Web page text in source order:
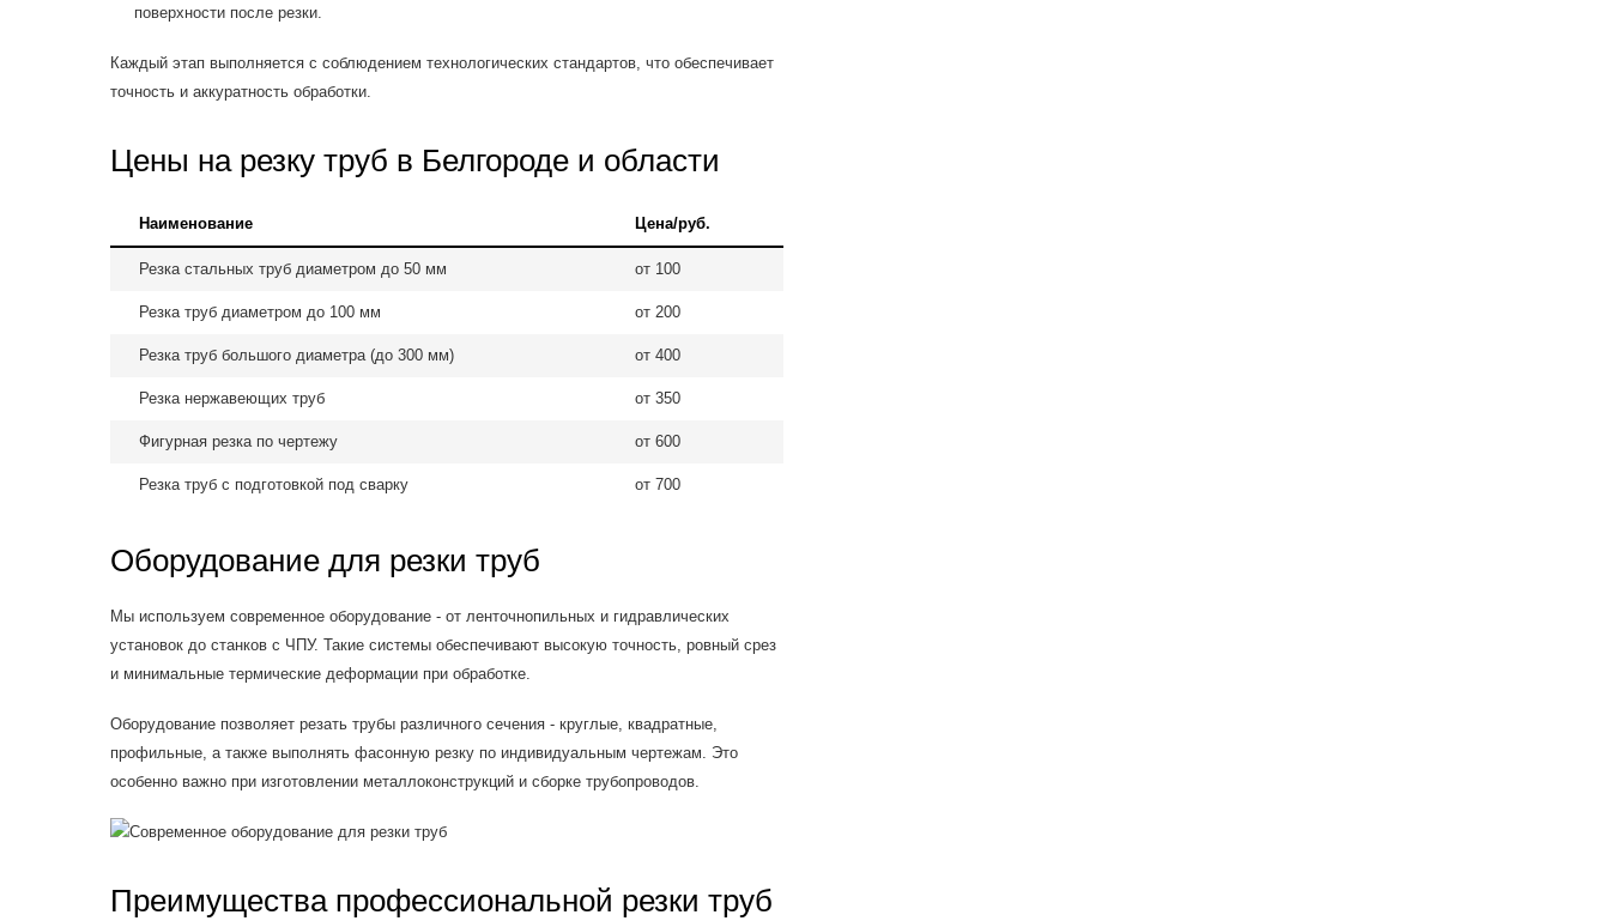
поверхности после резки.
Каждый этап выполняется с соблюдением технологических стандартов, что обеспечивает
точность и аккуратность обработки.
Цены на резку труб в Белгороде и области
Наименование Цена/руб.
Резка стальных труб диаметром до 50 мм от 100
Резка труб диаметром до 100 мм от 200
Резка труб большого диаметра (до 300 мм) от 400
Резка нержавеющих труб от 350
Фигурная резка по чертежу от 600
Резка труб с подготовкой под сварку от 700
Оборудование для резки труб
Мы используем современное оборудование - от ленточнопильных и гидравлических
установок до станков с ЧПУ. Такие системы обеспечивают высокую точность, ровный срез
и минимальные термические деформации при обработке.
Оборудование позволяет резать трубы различного сечения - круглые, квадратные,
профильные, а также выполнять фасонную резку по индивидуальным чертежам. Это
особенно важно при изготовлении металлоконструкций и сборке трубопроводов.
Преимущества профессиональной резки труб